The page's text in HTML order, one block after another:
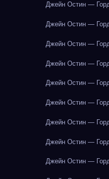
Джейн Остин —
Джейн Остин —
Джейн Остин —
Джейн Остин —
Джейн Остин —
Джейн Остин —
Джейн Остин —
Джейн Остин —
Джейн Остин —